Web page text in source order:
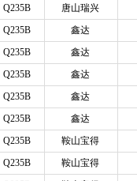
Q235B
唐山瑞兴
Q235B
鑫达
Q235B
鑫达
Q235B
鑫达
Q235B
鑫达
Q235B
鑫达
Q235B
鞍山宝得
Q235B
鞍山宝得